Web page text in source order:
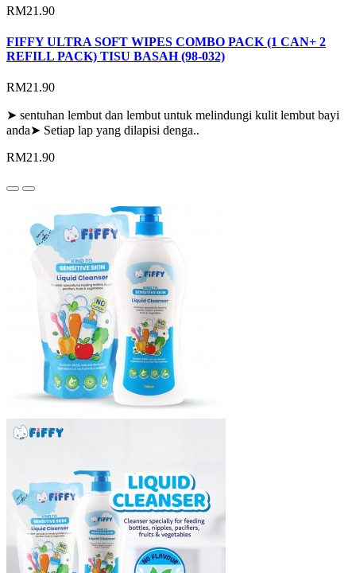
RM21.90
FIFFY ULTRA SOFT WIPES COMBO PACK (1 CAN+ 2
REFILL PACK) TISU BASAH (98-032)
RM21.90
➤ sentuhan lembut dan lembut untuk melindungi kulit lembut bayi
anda➤ Setiap lap yang dilapisi denga..
RM21.90